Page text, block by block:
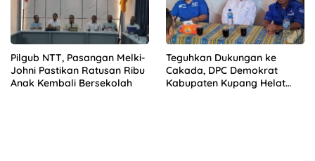
Pilgub NTT, Pasangan Melki-
Johni Pastikan Ratusan Ribu
Anak Kembali Bersekolah
Teguhkan Dukungan ke
Cakada, DPC Demokrat
Kabupaten Kupang Helat